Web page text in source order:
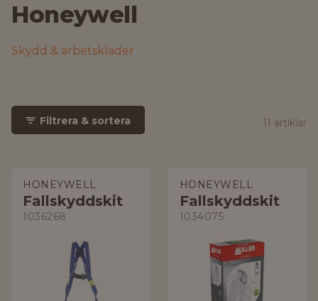
Honeywell
Skydd & arbetskläder
Filtrera & sortera 11 artiklar
HONEYWELL
Fallskyddskit
1036268
HONEYWELL
Fallskyddskit
1034075